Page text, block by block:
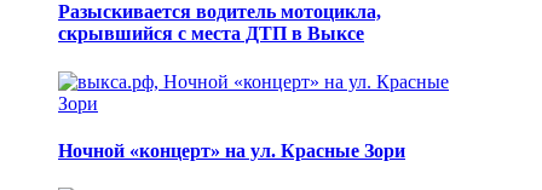
Разыскивается водитель мотоцикла,
скрывшийся с места ДТП в Выксе
Ночной «концерт» на ул. Красные Зори